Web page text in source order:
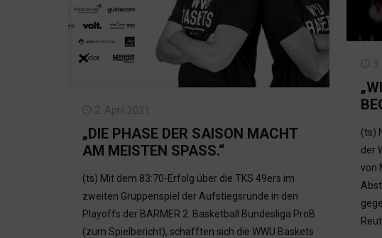
(ts)
der
von
2. April 2021
„DIE PHASE DER SAISON MACHT
AM MEISTEN SPASS.“
(ts) Mit dem 83:70-Erfolg über die TKS 49ers im
zweiten Gruppenspiel der Aufstiegsrunde in den
Playoffs der BARMER 2. Basketball Bundesliga ProB
(zum Spielbericht), schafften sich die WWU Baskets